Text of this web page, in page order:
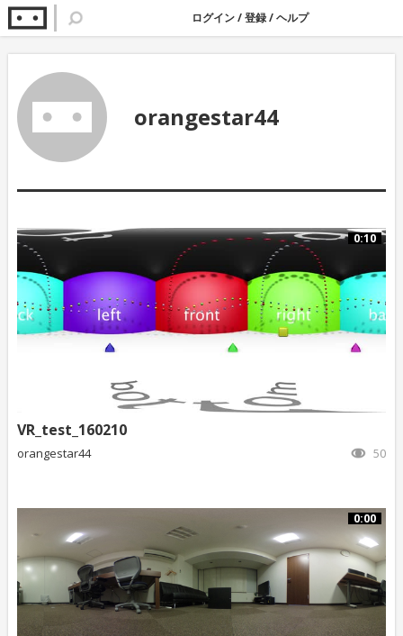
ログイン/登録/ヘルプ
orangestar44
0:10
VR_test_160210
orangestar44 50
0:00